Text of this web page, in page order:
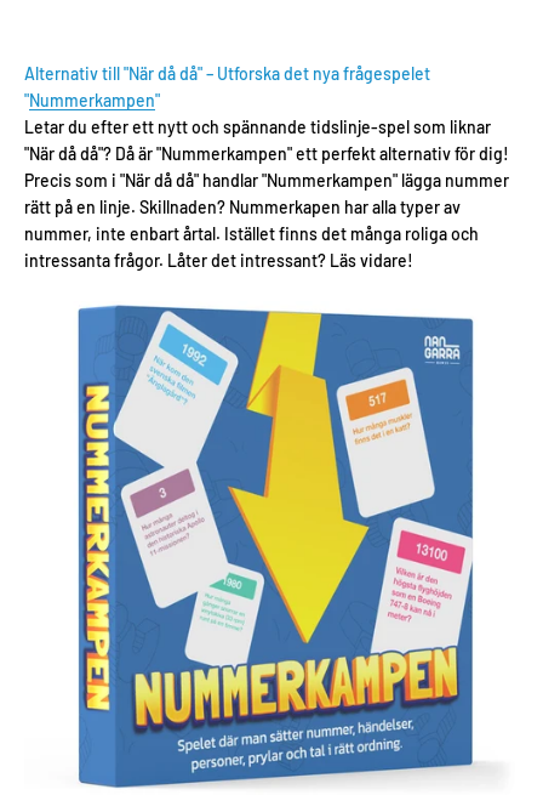
Alternativ till "När då då" – Utforska det nya frågespelet
"Nummerkampen"
Letar du efter ett nytt och spännande tidslinje-spel som liknar
"När då då"? Då är "Nummerkampen" ett perfekt alternativ för dig!
Precis som i "När då då" handlar "Nummerkampen" lägga nummer
rätt på en linje. Skillnaden? Nummerkapen har alla typer av
nummer, inte enbart årtal. Istället finns det många roliga och
intressanta frågor. Låter det intressant? Läs vidare!